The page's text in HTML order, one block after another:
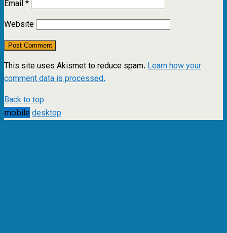
Email*
Website
This site uses Akismet to reduce spam. Learn how your
comment data is processed.
Back to top
mobile desktop